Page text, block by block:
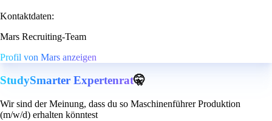
Kontaktdaten:
Mars Recruiting-Team
Profil von Mars anzeigen
StudySmarter Expertenrat🤫
Wir sind der Meinung, dass du so Maschinenführer Produktion
(m/w/d) erhalten könntest